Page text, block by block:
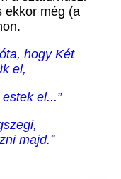
ekkor még (a
hogy Két
el,
el...”
majd.”